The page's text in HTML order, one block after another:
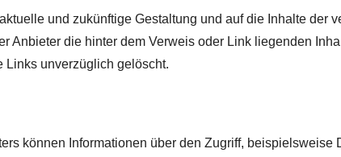
und zukünftige Gestaltung und auf die Inhalte der
Anbieter die hinter dem Verweis oder Link liegenden
Links unverzüglich gelöscht.
können Informationen über den Zugriff, beispielsweise